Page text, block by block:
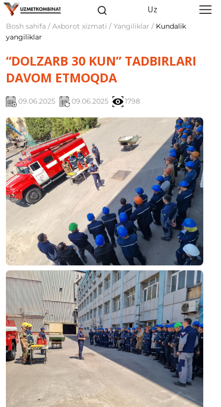
Uz
Bosh sahifa / Axborot xizmati / Yangiliklar / Kundalik
yangiliklar
“DOLZARB 30 KUN” TADBIRLARI
DAVOM ETMOQDA
09.06.2025 09.06.2025 1798